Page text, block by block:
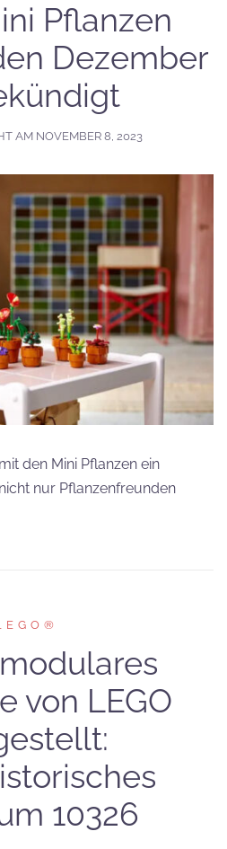
Pflanzen
Dezember
AM NOVEMBER 8, 2023
den Mini Pflanzen ein
nur Pflanzenfreunden
von LEGO
10326